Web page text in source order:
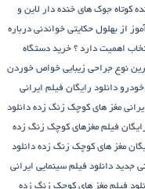
کوتاه جوک های خنده دار لاین و
از بهلول حکایتی خواندنی درباره
اهمیت دارد ؟ خرید دستگاه
نوع جراحی زیبایی خواص خوردن
خودرو دانلود رایگان فیلم ایرانی
مغز های کوچک زنگ زده دانلود
فیلم مغزهای کوچک زنگ زده
مغز های کوچک زنگ زده دانلود
جدید دانلود فیلم سینمایی ایرانی
فیلم مغز های کوچک زنگ زده